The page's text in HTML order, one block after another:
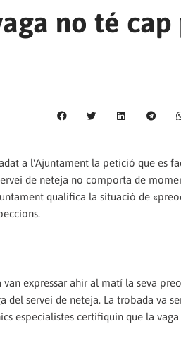
no té
a l'Ajuntament la petició que es
de neteja no comporta de
qualifica la situació de
expressar ahir al matí la seva
del servei de neteja. La trobada va
especialistes certifiquin que la